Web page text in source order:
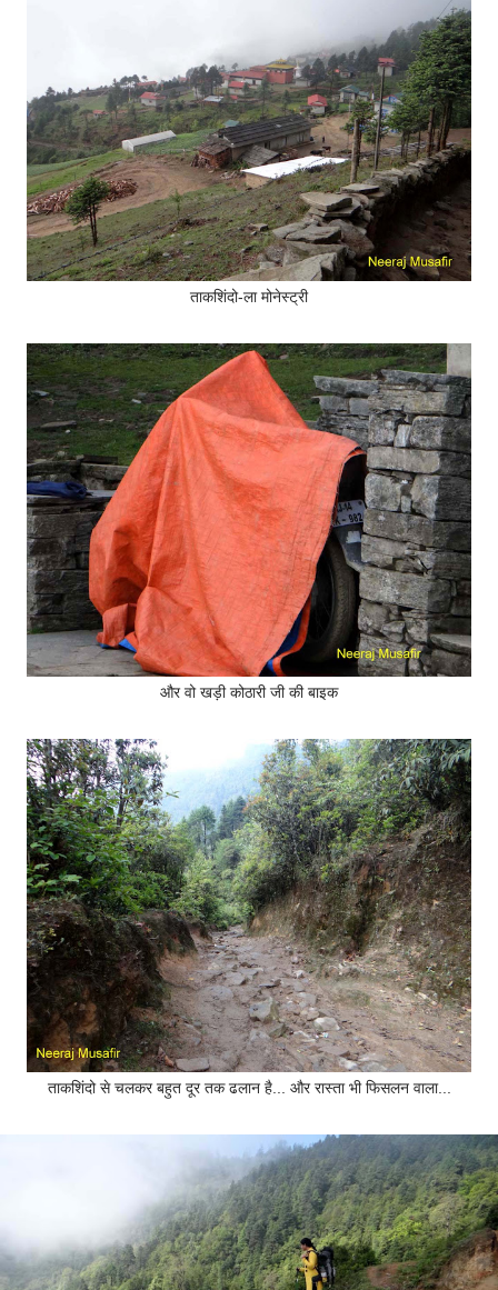
ताकशिंदो-ला मोनेस्ट्री
और वो खड़ी कोठारी जी की बाइक
ताकशिंदो से चलकर बहुत दूर तक ढलान है... और रास्ता भी फिसलन वाला...